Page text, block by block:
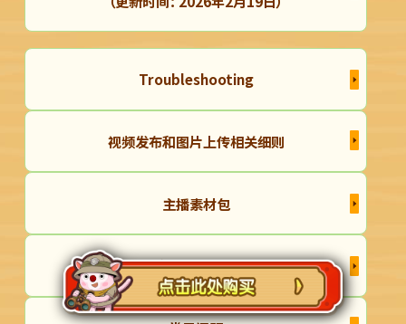
Troubleshooting
视频发布和图片上传相关细则
主播素材包
共享存档操作指南